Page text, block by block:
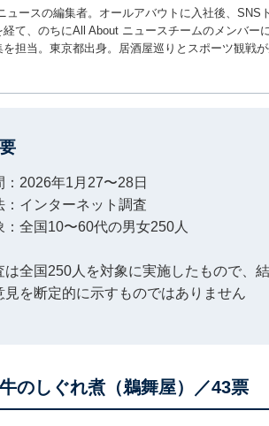
ュースの編集者。オールアバウトに入社後、
経て、のちにAll About ニュースチームのメンバ
を担当。東京都出身。居酒屋巡りとスポーツ観戦が
：2026年1月27〜28日
：インターネット調査
：全国10〜60代の男女250人
全国250人を対象に実施したもので、
見を断定的に示すものではありません
のしぐれ煮（鵜舞屋）／43票